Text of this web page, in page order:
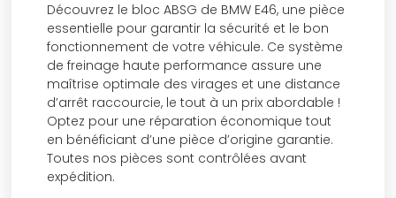
Découvrez le bloc ABSG de BMW E46, une pièce
essentielle pour garantir la sécurité et le bon
fonctionnement de votre véhicule. Ce système
de freinage haute performance assure une
maîtrise optimale des virages et une distance
d’arrêt raccourcie, le tout à un prix abordable !
Optez pour une réparation économique tout
en bénéficiant d’une pièce d’origine garantie.
Toutes nos pièces sont contrôlées avant
expédition.